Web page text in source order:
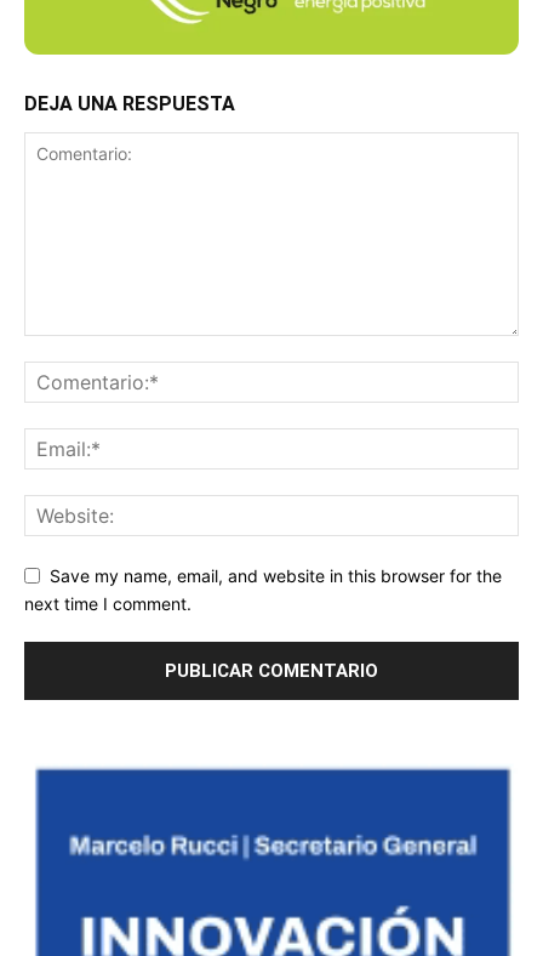
DEJA UNA RESPUESTA
Save my name, email, and website in this browser for the
next time I comment.